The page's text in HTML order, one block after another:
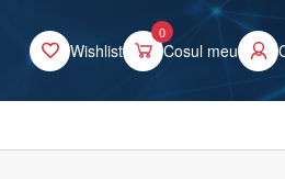
Wishlist
0
Cosul meu